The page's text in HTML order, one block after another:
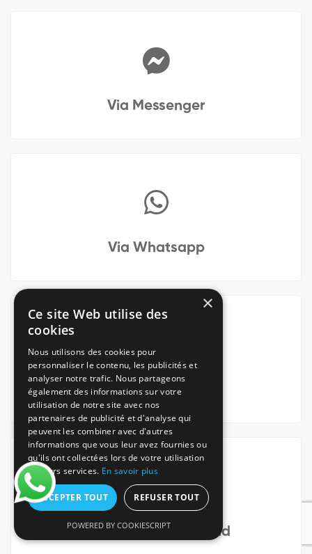
Via Messenger
Via Whatsapp
Via notre App iOS
Via notre App Android
×
Ce site Web utilise des
cookies
Nous utilisons des cookies pour
personnaliser le contenu, les publicités et
analyser notre trafic. Nous partageons
également des informations sur votre
utilisation de notre site avec nos
partenaires de publicité et d'analyse qui
peuvent les combiner avec d'autres
informations que vous leur avez fournies ou
qu'ils ont collectées lors de votre utilisation
de leurs services. En savoir plus
ACCEPTER TOUT REFUSER TOUT
POWERED BY COOKIESCRIPT